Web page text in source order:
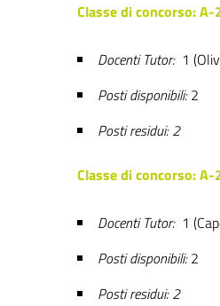
Classe di concorso: A-
Docenti Tutor:1
Posti disponibili:2
Posti residui: 2
Classe di concorso: A-
Docenti Tutor:1
Posti disponibili:2
Posti residui: 2